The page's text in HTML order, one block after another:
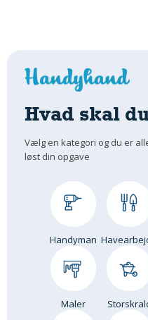
Hvad skal
Vælg en kategori og du er
løst din opgave
Handyman
Maler